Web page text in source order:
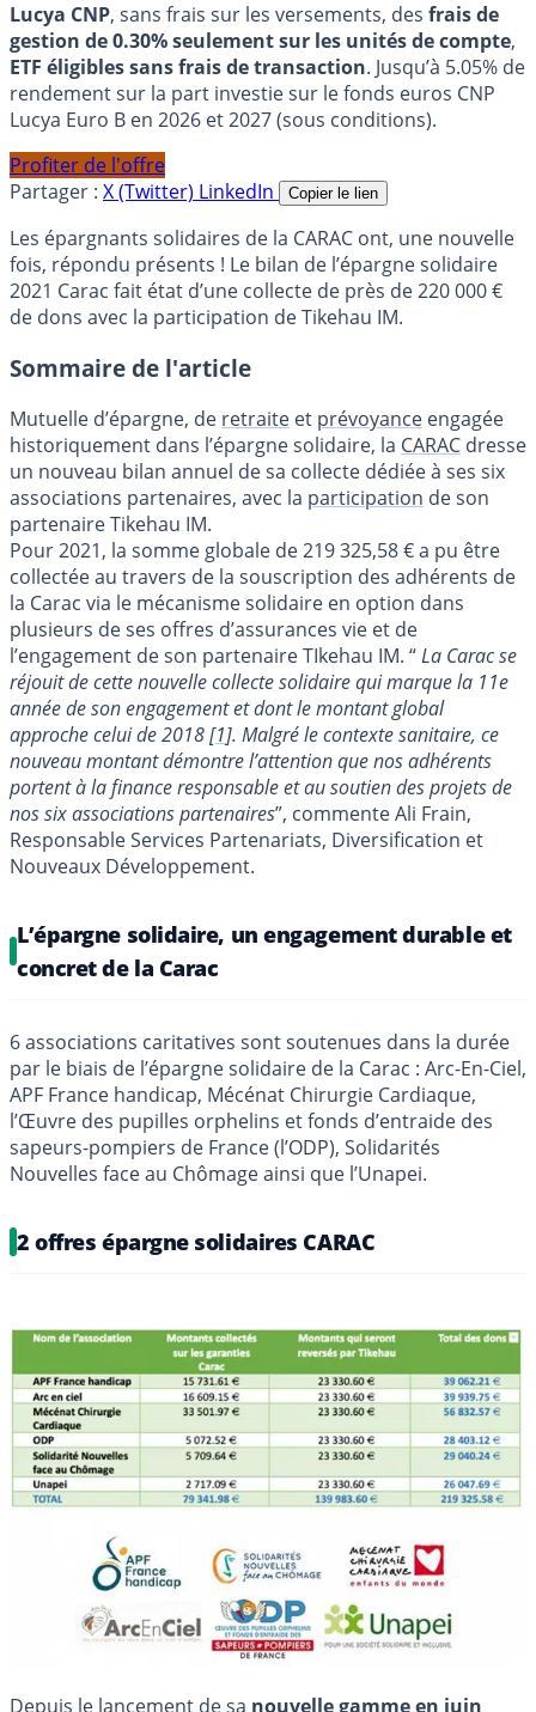
Lucya CNP, sans frais sur les versements, des frais de
gestion de 0.30% seulement sur les unités de compte,
ETF éligibles sans frais de transaction. Jusqu’à 5.05% de
rendement sur la part investie sur le fonds euros CNP
Lucya Euro B en 2026 et 2027 (sous conditions).
Profiter de l'offre
Partager : X (Twitter) LinkedIn Copier le lien
Les épargnants solidaires de la CARAC ont, une nouvelle
fois, répondu présents ! Le bilan de l’épargne solidaire
2021 Carac fait état d’une collecte de près de 220 000 €
de dons avec la participation de Tikehau IM.
Sommaire de l'article
Mutuelle d’épargne, de retraite et prévoyance engagée
historiquement dans l’épargne solidaire, la CARAC dresse
un nouveau bilan annuel de sa collecte dédiée à ses six
associations partenaires, avec la participation de son
partenaire Tikehau IM.
Pour 2021, la somme globale de 219 325,58 € a pu être
collectée au travers de la souscription des adhérents de
la Carac via le mécanisme solidaire en option dans
plusieurs de ses offres d’assurances vie et de
l’engagement de son partenaire TIkehau IM. “La Carac se
réjouit de cette nouvelle collecte solidaire qui marque la 11e
année de son engagement et dont le montant global
approche celui de 2018[1]. Malgré le contexte sanitaire, ce
nouveau montant démontre l’attention que nos adhérents
portent à la finance responsable et au soutien des projets de
nos six associations partenaires”, commente Ali Frain,
Responsable Services Partenariats, Diversification et
Nouveaux Développement.
L’épargne solidaire, un engagement durable et
concret de la Carac
6 associations caritatives sont soutenues dans la durée
par le biais de l’épargne solidaire de la Carac : Arc-En-Ciel,
APF France handicap, Mécénat Chirurgie Cardiaque,
l’Œuvre des pupilles orphelins et fonds d’entraide des
sapeurs-pompiers de France (l’ODP), Solidarités
Nouvelles face au Chômage ainsi que l’Unapei.
2 offres épargne solidaires CARAC
Depuis le lancement de sa nouvelle gamme en juin